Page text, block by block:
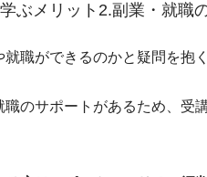
ぶメリット2.副業・就職
職ができるのかと疑問を抱
のサポートがあるため、受